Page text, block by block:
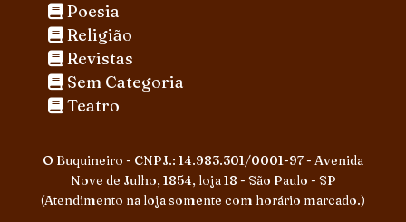
Poesia
Religião
Revistas
Sem Categoria
Teatro
O Buquineiro - CNPJ.: 14.983.301/0001-97 - Avenida
Nove de Julho, 1854, loja 18 - São Paulo - SP
(Atendimento na loja somente com horário marcado.)